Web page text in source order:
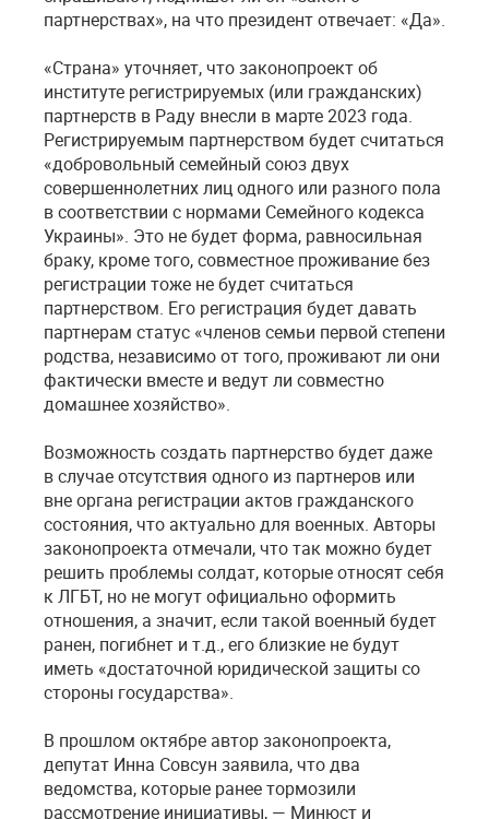
партнерствах», на что президент отвечает: «Да».
«Страна» уточняет, что законопроект об
институте регистрируемых (или гражданских)
партнерств в Раду внесли в марте 2023 года.
Регистрируемым партнерством будет считаться
«добровольный семейный союз двух
совершеннолетних лиц одного или разного пола
в соответствии с нормами Семейного кодекса
Украины». Это не будет форма, равносильная
браку, кроме того, совместное проживание без
регистрации тоже не будет считаться
партнерством. Его регистрация будет давать
партнерам статус «членов семьи первой степени
родства, независимо от того, проживают ли они
фактически вместе и ведут ли совместно
домашнее хозяйство».
Возможность создать партнерство будет даже
в случае отсутствия одного из партнеров или
вне органа регистрации актов гражданского
состояния, что актуально для военных. Авторы
законопроекта отмечали, что так можно будет
решить проблемы солдат, которые относят себя
к ЛГБТ, но не могут официально оформить
отношения, а значит, если такой военный будет
ранен, погибнет и т.д., его близкие не будут
иметь «достаточной юридической защиты со
стороны государства».
В прошлом октябре автор законопроекта,
депутат Инна Совсун заявила, что два
ведомства, которые ранее тормозили
рассмотрение инициативы, — Минюст и